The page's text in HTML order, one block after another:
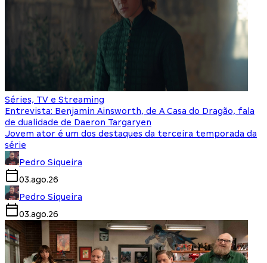
Séries, TV e Streaming
Entrevista: Benjamin Ainsworth, de A Casa do Dragão, fala
de dualidade de Daeron Targaryen
Jovem ator é um dos destaques da terceira temporada da
série
Pedro Siqueira
03.ago.26
Pedro Siqueira
03.ago.26